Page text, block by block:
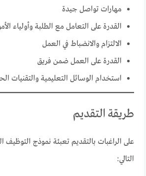
مهارات تواصل جيدة
القدرة على التعامل مع الطلبة وأولياء
الالتزام والانضباط في العمل
القدرة على العمل ضمن فريق
استخدام الوسائل التعليمية والتقنيات
طريقة التقديم
على الراغبات بالتقديم تعبئة نموذج التوظيف
التالي: